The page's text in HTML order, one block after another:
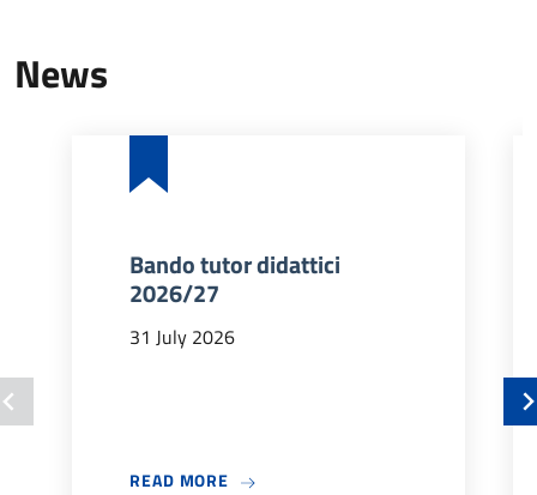
News
Bando tutor didattici
2026/27
31 July 2026
READ MORE ABOUT BANDO TUTOR DIDATTICI